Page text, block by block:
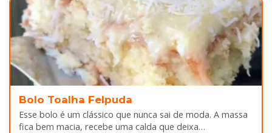
Bolo Toalha Felpuda
Esse bolo é um clássico que nunca sai de moda. A massa
fica bem macia, recebe uma calda que deixa…